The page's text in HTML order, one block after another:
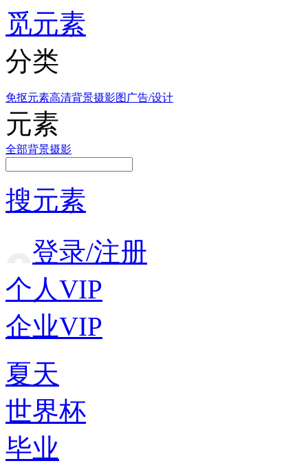
觅元素
分类
免抠元素高清背景摄影图 广告/设计
元素
全部背景摄影
搜元素
登录/注册
个人VIP
企业VIP
夏天
世界杯
毕业